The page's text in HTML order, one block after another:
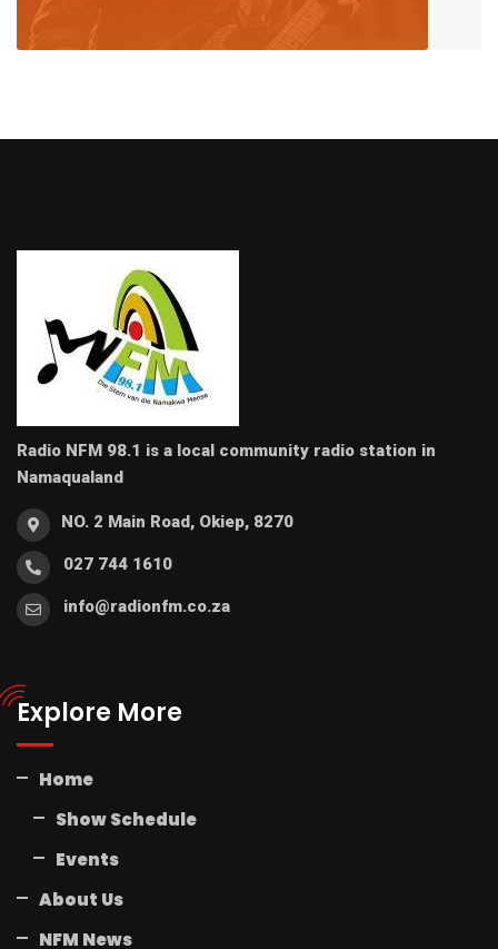
Radio NFM 98.1 is a local community radio station in
Namaqualand
NO. 2 Main Road, Okiep, 8270
027 744 1610
info@radionfm.co.za
Explore More
Home
Show Schedule
Events
About Us
NFM News